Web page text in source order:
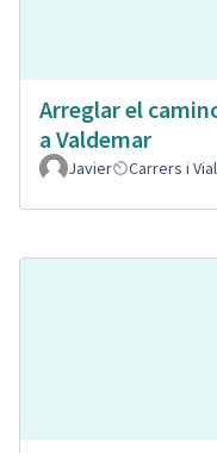
Arreglar el
a Valdemar
Javier Carrers i